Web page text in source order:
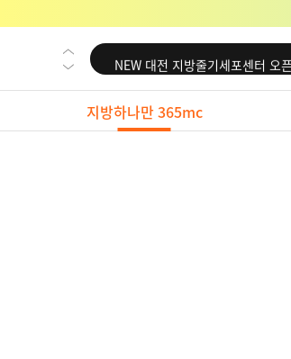
NEW 교대 지방줄기세포센터 오
NEW 대전 지방줄기세포센터 오픈
NEW 노원 지방줄기세포센터 오
NEW 미국 LA점 오픈
지방하나만 365mc